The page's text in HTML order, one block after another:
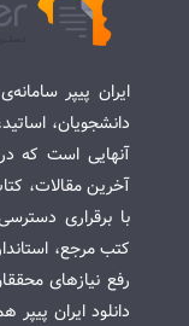
ایران پیپر
دانشجویان،
آنهایی است که
آخرین مقالات،
با برقراری
کتب مرجع،
رفع نیازهای
دانلود ایران